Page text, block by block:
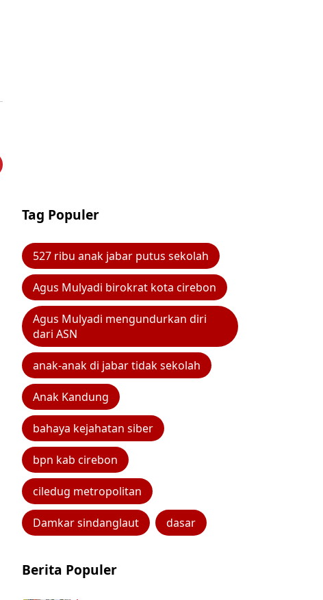
Tag Populer
527 ribu anak jabar putus sekolah
Agus Mulyadi birokrat kota cirebon
Agus Mulyadi mengundurkan diri
dari ASN
anak-anak di jabar tidak sekolah
Anak Kandung
bahaya kejahatan siber
bpn kab cirebon
ciledug metropolitan
Damkar sindanglaut dasar
Berita Populer